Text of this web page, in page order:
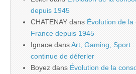
depuis 1945
CHATENAY dans Évolution de
France depuis 1945
Ignace dansArt, Gaming, Sport
continue de déferler
Boyez dans Évolution de la